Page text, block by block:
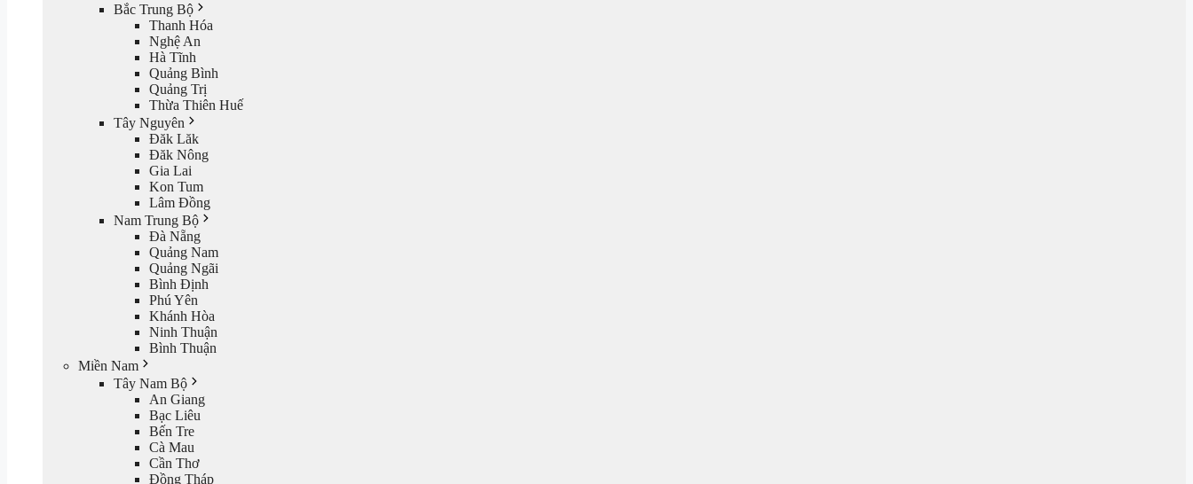
Bắc Trung Bộ
Thanh Hóa
Nghệ An
Hà Tĩnh
Quảng Bình
Quảng Trị
Thừa Thiên Huế
Tây Nguyên
Đăk Lăk
Đăk Nông
Gia Lai
Kon Tum
Lâm Đồng
Nam Trung Bộ
Đà Nẵng
Quảng Nam
Quảng Ngãi
Bình Định
Phú Yên
Khánh Hòa
Ninh Thuận
Bình Thuận
Miền Nam
Tây Nam Bộ
An Giang
Bạc Liêu
Bến Tre
Cà Mau
Cần Thơ
Đồng Tháp